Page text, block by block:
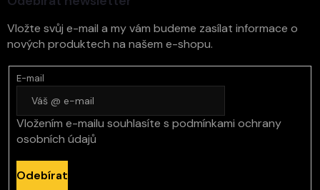
Vložte svůj e-mail a my vám budeme zasílat informace o
nových produktech na našem e-shopu.
E-mail
Vložením e-mailu souhlasíte s podmínkami ochrany
osobních údajů
Odebírat